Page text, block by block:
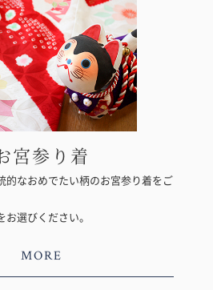
宮参り着
的なおめでたい柄のお宮参り着をご
選びください。
MORE